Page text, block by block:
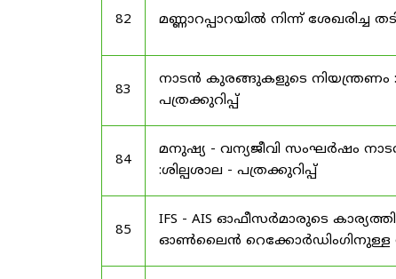
82 മണ്ണാറപ്പാറയിൽ നിന്ന് ശേഖരിച്ച
83
നാടൻ കുരങ്ങുകളുടെ നിയന്ത്രണം :
പത്രക്കുറിപ്പ്
84
മനുഷ്യ - വന്യജീവി സംഘർഷം
:ശില്പശാല - പത്രക്കുറിപ്പ്
85
IFS - AIS ഓഫീസർമാരുടെ
ഓൺലൈൻ റെക്കോർഡിംഗിനുള്ള